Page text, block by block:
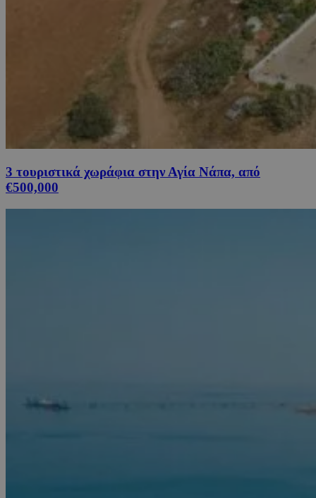
3 τουριστικά χωράφια στην Αγία Νάπα, από
€500,000